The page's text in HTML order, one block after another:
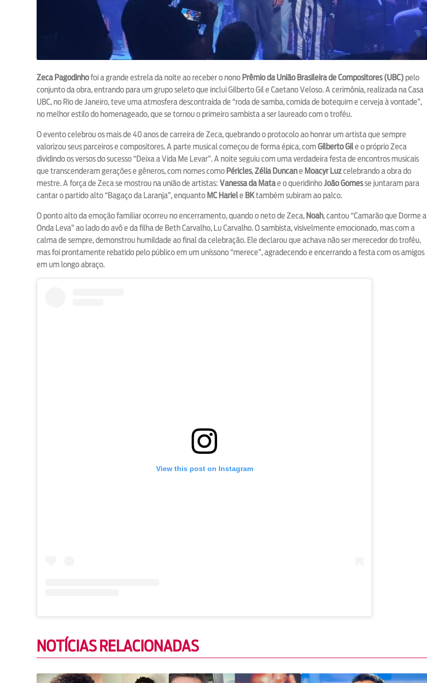
Zeca Pagodinhofoi a grande estrela da noite ao receber o nono Prêmio da União Brasileira de Compositores (UBC) pelo
conjunto da obra, entrando para um grupo seleto que inclui Gilberto Gil e Caetano Veloso. A cerimônia, realizada na Casa
UBC, no Rio de Janeiro, teve uma atmosfera descontraída de “roda de samba, comida de botequim e cerveja à vontade”,
no melhor estilo do homenageado, que se tornou o primeiro sambista a ser laureado com o troféu.
O evento celebrou os mais de 40 anos de carreira de Zeca, quebrando o protocolo ao honrar um artista que sempre
valorizou seus parceiros e compositores. A parte musical começou de forma épica, comGilberto Gile o próprio Zeca
dividindo os versos do sucesso “Deixa a Vida Me Levar”. A noite seguiu com uma verdadeira festa de encontros musicais
que transcenderam gerações e gêneros, com nomes como Péricles,Zélia Duncane Moacyr Luzcelebrando a obra do
mestre. A força de Zeca se mostrou na união de artistas: Vanessa da Matae o queridinhoJoão Gomesse juntaram para
cantar o partido alto “Bagaço da Laranja”, enquanto MC Hariele BKtambém subiram ao palco.
O ponto alto da emoção familiar ocorreu no encerramento, quando o neto de Zeca, Noah, cantou “Camarão que Dorme a
Onda Leva” ao lado do avô e da filha de Beth Carvalho, Lu Carvalho. O sambista, visivelmente emocionado, mas com a
calma de sempre, demonstrou humildade ao final da celebração. Ele declarou que achava não ser merecedor do troféu,
mas foi prontamente rebatido pelo público em um uníssono “merece”, agradecendo e encerrando a festa com os amigos
em um longo abraço.
View this post on Instagram
NOTÍCIAS RELACIONADAS